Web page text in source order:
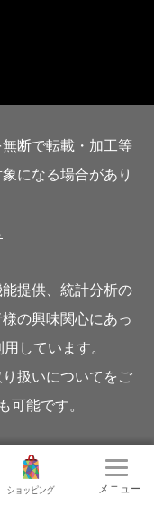
断で転載・加工等
になる場合があり
提供、統計分析の
の興味関心にあっ
しています。
扱いについてをご
可能です。
ショッピング メニュー